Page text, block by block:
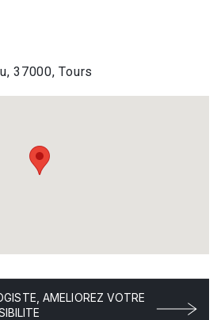
37000, Tours
AMELIOREZ VOTRE